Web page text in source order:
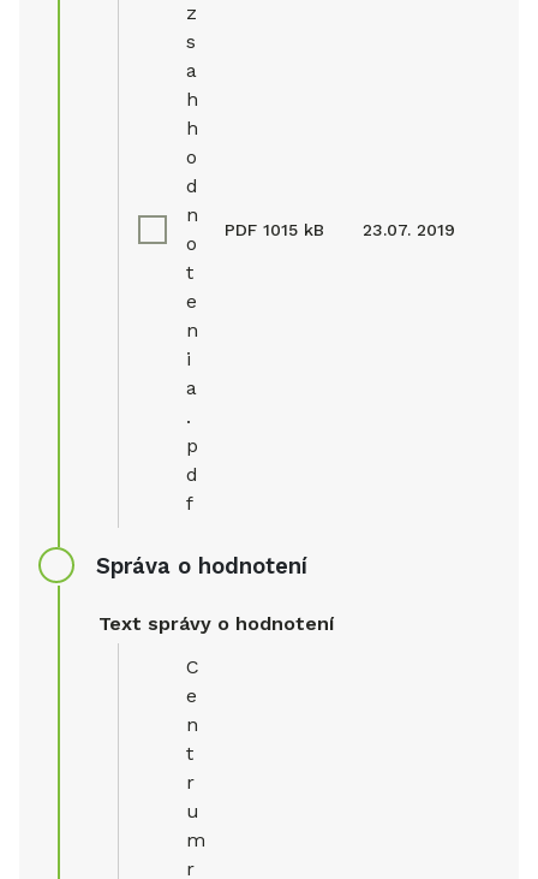
z
s
a
h
h
o
d
n
o
t
e
n
i
a
.
p
d
f
PDF 1015 kB 23.07. 2019
Správa o hodnotení
Text správy o hodnotení
C
e
n
t
r
u
m
r